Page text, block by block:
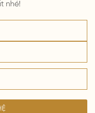
nhé!